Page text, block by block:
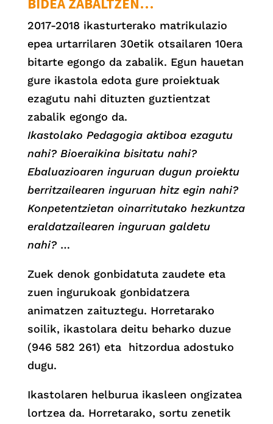
2017-2018 ikasturterako matrikulazio
epea urtarrilaren 30etik otsailaren 10era
bitarte egongo da zabalik. Egun hauetan
gure ikastola edota gure proiektuak
ezagutu nahi dituzten guztientzat
zabalik egongo da.
Ikastolako Pedagogia aktiboa ezagutu
nahi? Bioeraikina bisitatu nahi?
Ebaluazioaren inguruan dugun proiektu
berritzailearen inguruan hitz egin nahi?
Konpetentzietan oinarritutako hezkuntza
eraldatzailearen inguruan galdetu
nahi?…
Zuek denok gonbidatuta zaudete eta
zuen ingurukoak gonbidatzera
animatzen zaituztegu. Horretarako
soilik, ikastolara deitu beharko duzue
(946 582 261) eta hitzordua adostuko
dugu.
Ikastolaren helburua ikasleen ongizatea
lortzea da. Horretarako, sortu zenetik